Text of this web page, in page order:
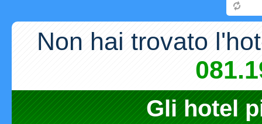
Non hai trovato
Gli hotel